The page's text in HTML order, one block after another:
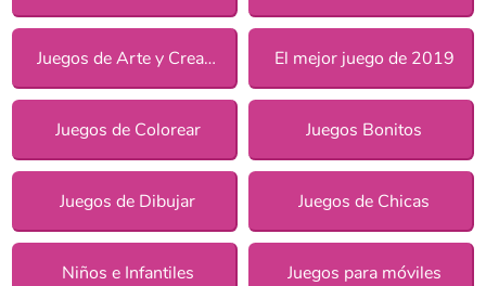
Juegos de Arte y Creatividad El mejor juego de 2019
Juegos de Colorear Juegos Bonitos
Juegos de Dibujar Juegos de Chicas
Niños e Infantiles Juegos para móviles